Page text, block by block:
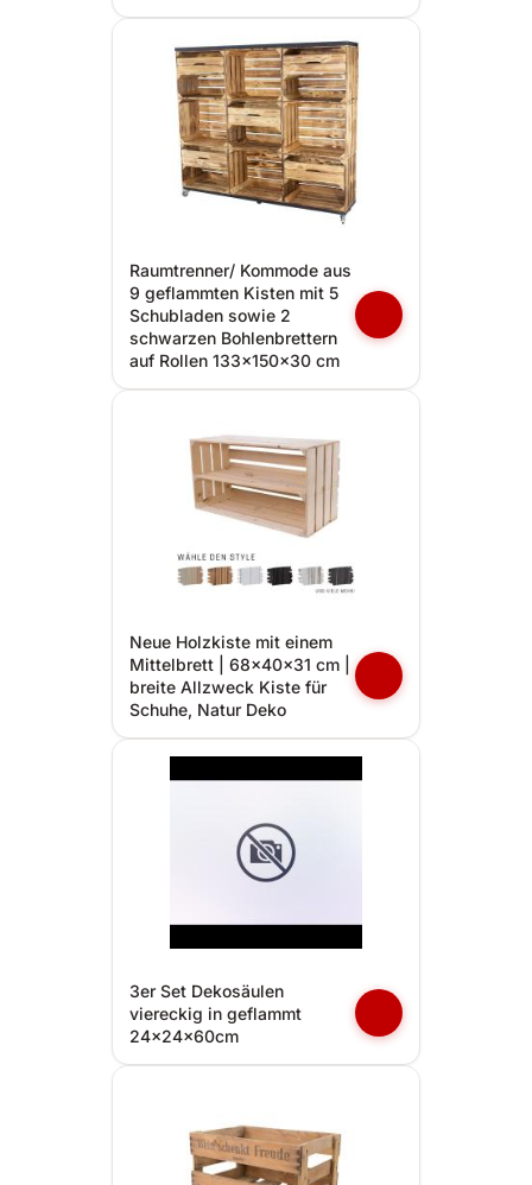
Raumtrenner/ Kommode aus
9 geflammten Kisten mit 5
Schubladen sowie 2
schwarzen Bohlenbrettern
auf Rollen 133x150x30 cm
Neue Holzkiste mit einem
Mittelbrett | 68x40x31 cm |
breite Allzweck Kiste für
Schuhe, Natur Deko
3er Set Dekosäulen
viereckig in geflammt
24x24x60cm